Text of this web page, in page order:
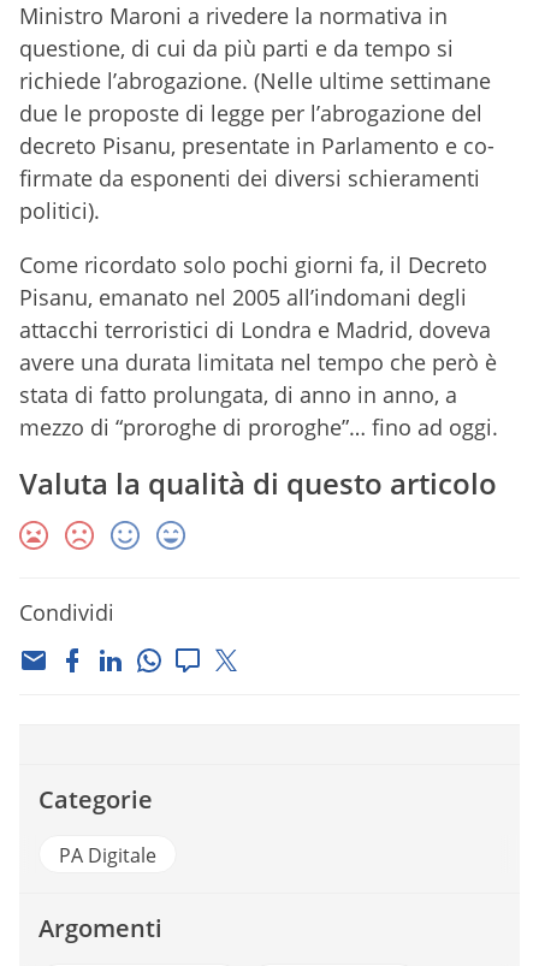
Ministro Maroni a rivedere la normativa in
questione, di cui da più parti e da tempo si
richiede l’abrogazione. (Nelle ultime settimane
due le proposte di legge per l’abrogazione del
decreto Pisanu, presentate in Parlamento e co-
firmate da esponenti dei diversi schieramenti
politici).
Come ricordato solo pochi giorni fa, il Decreto
Pisanu, emanato nel 2005 all’indomani degli
attacchi terroristici di Londra e Madrid, doveva
avere una durata limitata nel tempo che però è
stata di fatto prolungata, di anno in anno, a
mezzo di “proroghe di proroghe”… fino ad oggi.
Valuta la qualità di questo articolo
Condividi
Categorie
PA Digitale
Argomenti